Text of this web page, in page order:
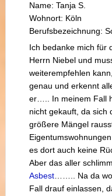
Name: Tanja S.
Wohnort: Köln
Berufsbezeichnung:
Ich bedanke mich für
Herrn Niebel und
weiterempfehlen
genau und erkennt
er….. In meinem Fall
nicht gekauft, da sich
größere Mängel
es dort auch keine
Aber das aller
Asbest…….. Na da
Fall drauf einlassen,